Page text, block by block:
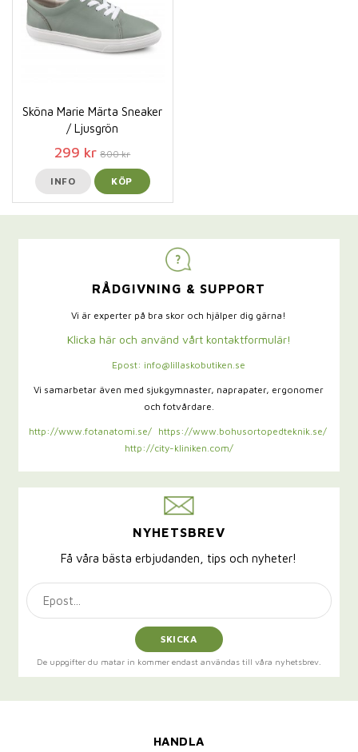
Sköna Marie Märta Sneaker
/ Ljusgrön
299 kr 800 kr
INFO KÖP
RÅDGIVNING & SUPPORT
Vi är experter på bra skor och hjälper dig gärna!
Klicka här och använd vårt kontaktformulär!
Epost: info@lillaskobutiken.se
Vi samarbetar även med sjukgymnaster, naprapater, ergonomer
och fotvårdare.
http://www.fotanatomi.se/
https://www.bohusortopedteknik.se/
http://city-kliniken.com/
NYHETSBREV
Få våra bästa erbjudanden, tips och nyheter!
SKICKA
De uppgifter du matar in kommer endast användas till våra nyhetsbrev.
HANDLA